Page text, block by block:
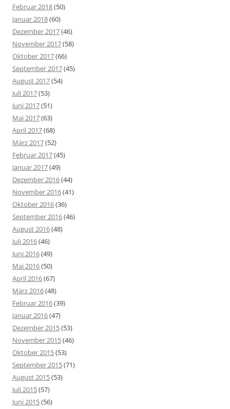
Februar 2018(50)
Januar 2018(60)
Dezember 2017(46)
November 2017(58)
Oktober 2017(66)
September 2017(45)
August 2017(54)
Juli 2017(53)
Juni 2017(51)
Mai 2017(63)
April 2017(68)
März 2017(52)
Februar 2017(45)
Januar 2017(49)
Dezember 2016(44)
November 2016(41)
Oktober 2016(36)
September 2016(46)
August 2016(48)
Juli 2016(46)
Juni 2016(49)
Mai 2016(50)
April 2016(67)
März 2016(48)
Februar 2016(39)
Januar 2016(47)
Dezember 2015(53)
November 2015(46)
Oktober 2015(53)
September 2015(71)
August 2015(53)
Juli 2015(57)
Juni 2015(56)